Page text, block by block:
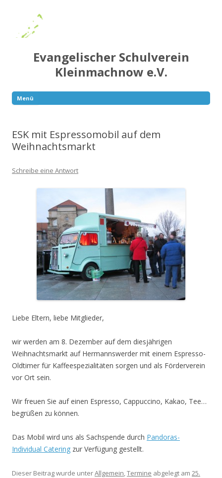
Evangelischer Schulverein
Kleinmachnow e.V.
Menü
ESK mit Espressomobil auf dem
Weihnachtsmarkt
Schreibe eine Antwort
Liebe Eltern, liebe Mitglieder,
wir werden am 8. Dezember auf dem diesjährigen
Weihnachtsmarkt auf Hermannswerder mit einem Espresso-
Oldtimer für Kaffeespezialitäten sorgen und als Förderverein
vor Ort sein.
Wir freuen Sie auf einen Espresso, Cappuccino, Kakao, Tee…
begrüßen zu können.
Das Mobil wird uns als Sachspende durch Pandoras-
Individual Catering zur Verfügung gestellt.
Dieser Beitrag wurde unterAllgemein,Termine abgelegt am 25.